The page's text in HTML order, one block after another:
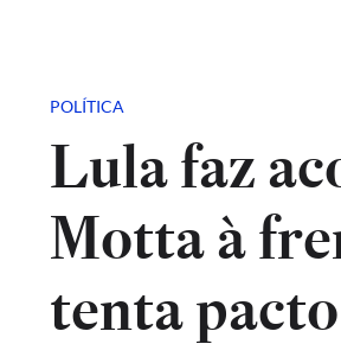
POLÍTICA
Lula faz
Motta à
tenta